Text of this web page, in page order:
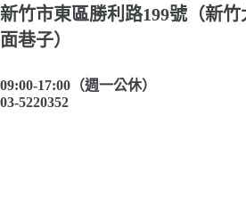
新竹市東區勝利路199號（新
面巷子）
09:00-17:00（週一公休）
03-5220352